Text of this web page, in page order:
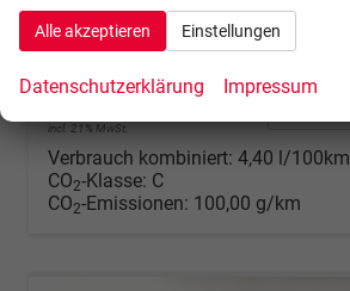
Leistung 75 kW (102 PS) Kilometerstand
09.06.2026
incl. 21% MwSt.
Verbrauch kombiniert: 4,40 l/100km
CO2-Klasse: C
CO2-Emissionen: 100,00 g/km
Alle akzeptieren Einstellungen
Datenschutzerklärung Impressum